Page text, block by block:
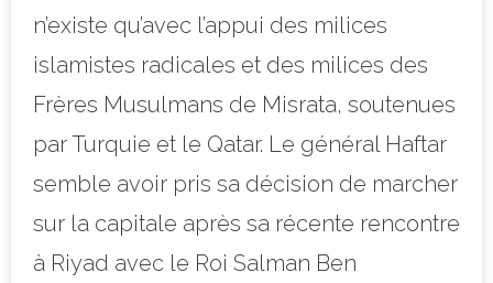
n’existe qu’avec l’appui des milices
islamistes radicales et des milices des
Frères Musulmans de Misrata, soutenues
par Turquie et le Qatar. Le général Haftar
semble avoir pris sa décision de marcher
sur la capitale après sa récente rencontre
à Riyad avec le Roi Salman Ben